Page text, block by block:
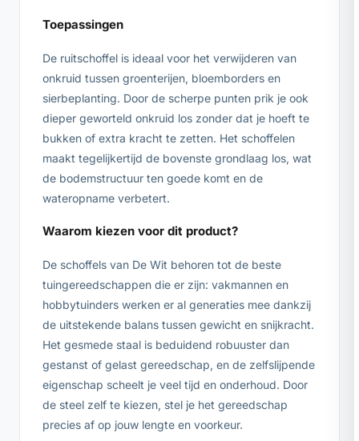
Toepassingen
De ruitschoffel is ideaal voor het verwijderen van
onkruid tussen groenterijen, bloemborders en
sierbeplanting. Door de scherpe punten prik je ook
dieper geworteld onkruid los zonder dat je hoeft te
bukken of extra kracht te zetten. Het schoffelen
maakt tegelijkertijd de bovenste grondlaag los, wat
de bodemstructuur ten goede komt en de
wateropname verbetert.
Waarom kiezen voor dit product?
De schoffels van De Wit behoren tot de beste
tuingereedschappen die er zijn: vakmannen en
hobbytuinders werken er al generaties mee dankzij
de uitstekende balans tussen gewicht en snijkracht.
Het gesmede staal is beduidend robuuster dan
gestanst of gelast gereedschap, en de zelfslijpende
eigenschap scheelt je veel tijd en onderhoud. Door
de steel zelf te kiezen, stel je het gereedschap
precies af op jouw lengte en voorkeur.